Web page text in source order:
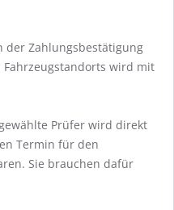
der Zahlungsbestätigung
wird mit
Prüfer wird direkt
Termin für den
Sie brauchen dafür